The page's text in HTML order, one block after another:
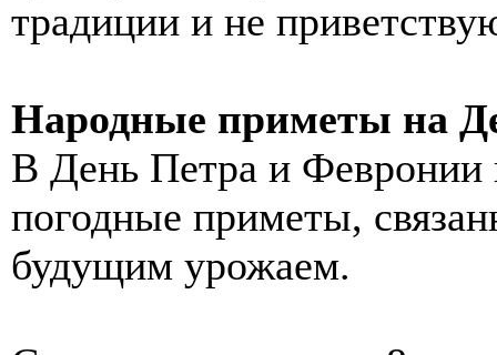
традиции и не
Народные приметы на
В День Петра и Февронии
погодные приметы,
будущим урожаем.